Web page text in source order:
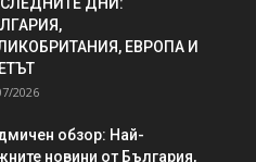
ЕВРОПА И
2026
обзор: Най-
новини от България,